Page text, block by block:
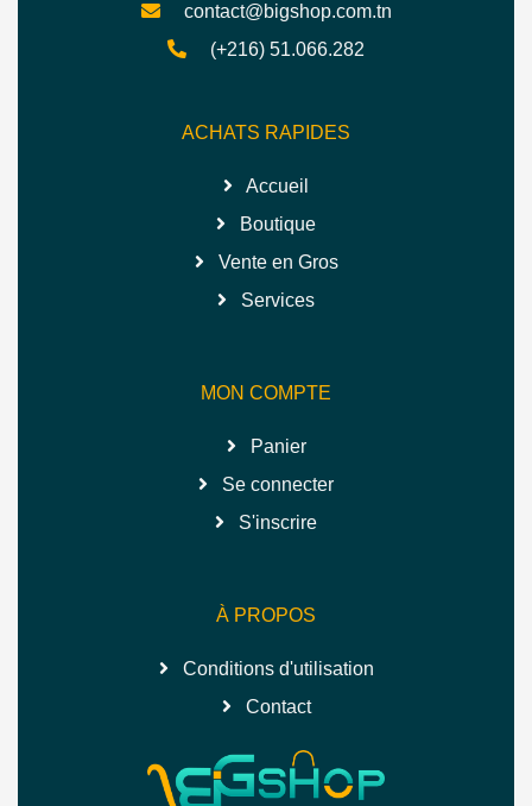
contact@bigshop.com.tn
(+216) 51.066.282
ACHATS RAPIDES
Accueil
Boutique
Vente en Gros
Services
MON COMPTE
Panier
Se connecter
S'inscrire
À PROPOS
Conditions d'utilisation
Contact